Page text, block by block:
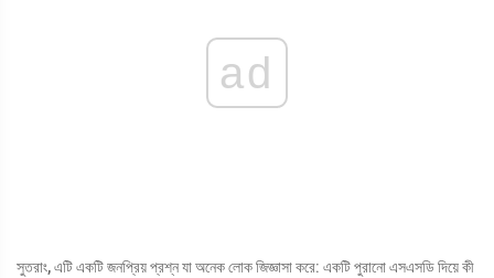
ad
সুতরাং, এটি একটি জনপ্রিয় প্রশ্ন যা অনেক লোক জিজ্ঞাসা করে: একটি পুরানো এসএসডি দিয়ে কী